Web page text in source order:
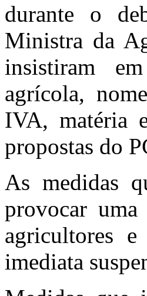
durante o
Ministra da
insistiram
agrícola,
IVA, matéria
propostas do
As medidas
provocar uma
agricultores e
imediata